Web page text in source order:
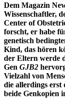
Dem Magazin
Wissenschaftler,
Center of
forscht, er habe
genetisch
Kind, das hören
der Eltern werde
Gen GJB2
Vielzahl von
die allerdings erst
beide Genkopien